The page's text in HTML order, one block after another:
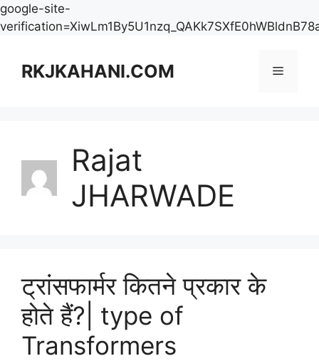
google-site-
contentRKJKAHANI.COM Menu
Rajat
JHARWADE
ट्रांसफार्मर कितने प्रकार के
होते हैं?| type of
Transformers